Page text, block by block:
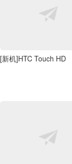
[新机]HTC Touch HD